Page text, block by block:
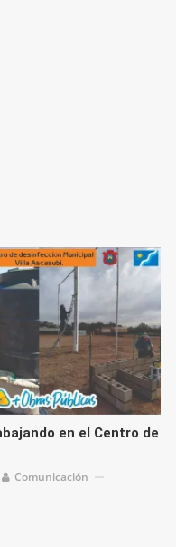
en el Centro de
Comunicación